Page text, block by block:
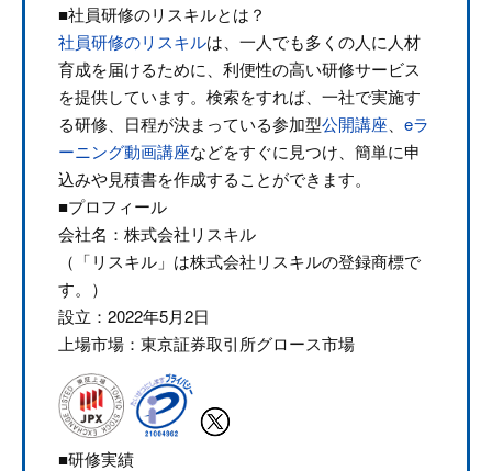
■社員研修のリスキルとは？
社員研修のリスキルは、一人でも多くの人に人材
育成を届けるために、利便性の高い研修サービス
を提供しています。検索をすれば、一社で実施す
る研修、日程が決まっている参加型公開講座
eラ
ーニング動画講座などをすぐに見つけ、簡単に申
込みや見積書を作成することができます。
■プロフィール
会社名：株式会社リスキル
（「リスキル」は株式会社リスキルの登録商標で
す。）
設立：2022年5月2日
上場市場：東京証券取引所グロース市場
■研修実績